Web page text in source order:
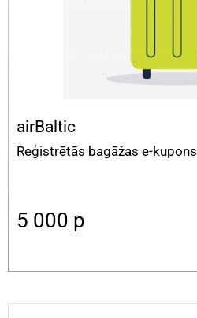
airBaltic
Reģistrētās bagāžas e-kupons
5 000 p